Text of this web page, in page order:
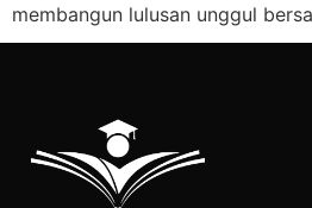
membangun lulusan unggul